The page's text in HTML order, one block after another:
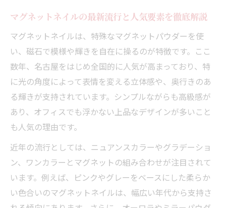
おしゃれ女子に支持されるマグネットネイ
上品に輝く指先へ導くマグネットネイルの魅力
マグネットネイルならではの上品な輝きの
名鉄名古屋本線沿いで叶う洗練ネイル体験
オフィスでも映えるマグネットネイルの選
び方
マグネットネイルが与える大人の指先の魅
光の角度で変わるマグネットネイルの表情
人気が続く理由はマグネットネイルの3D効果
マグネットネイルの最新流行と人気要素を徹底解説
マグネットネイルは、特殊なマグネットパウダーを使
い、磁石で模様や輝きを自在に操るのが特徴です。ここ
数年、名古屋をはじめ全国的に人気が高まっており、特
に光の角度によって表情を変える立体感や、奥行きのあ
る輝きが支持されています。シンプルながらも高級感が
あり、オフィスでも浮かない上品なデザインが多いこと
も人気の理由です。
近年の流行としては、ニュアンスカラーやグラデーショ
ン、ワンカラーとマグネットの組み合わせが注目されて
います。例えば、ピンクやグレーをベースにした柔らか
い色合いのマグネットネイルは、幅広い年代から支持さ